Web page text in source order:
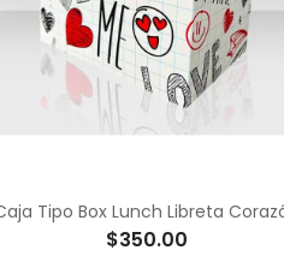
Tipo Box Lunch Libreta
$350.00